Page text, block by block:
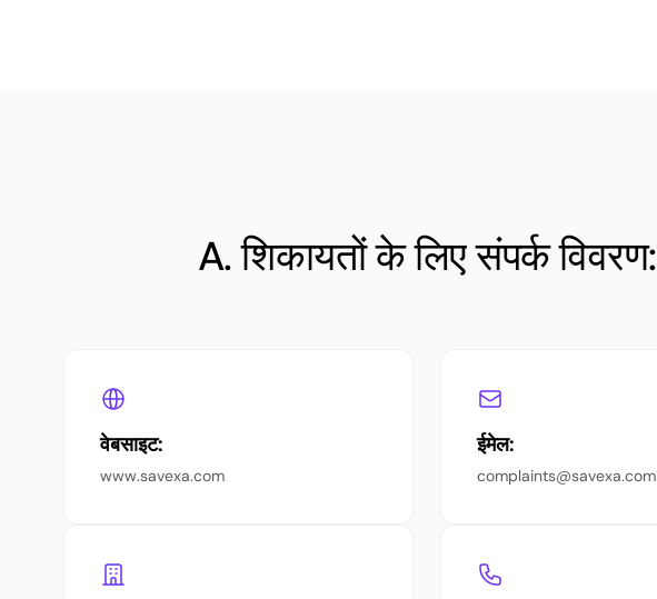
A. शिकायतों के लिए संपर्क विवरण:
वेबसाइट:
www.savexa.com
ईमेल:
complaints@savexa.com